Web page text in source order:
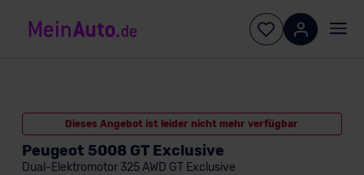
Dieses Angebot ist leider nicht mehr verfügbar
Peugeot 5008 GT Exclusive
Dual-Elektromotor 325 AWD GT Exclusive